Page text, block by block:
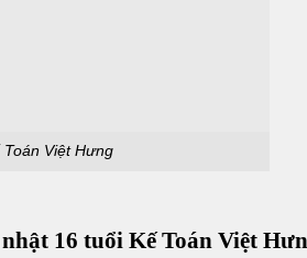
Việt Hưng
16 tuổi Kế Toán Việt